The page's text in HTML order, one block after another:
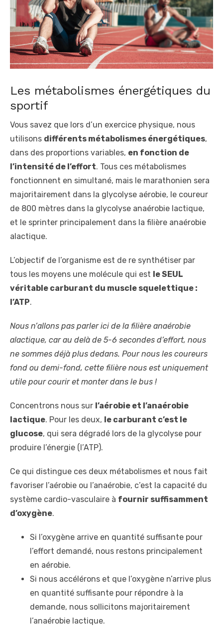
Les métabolismes énergétiques du
sportif
Vous savez que lors d’un exercice physique, nous
utilisons différents métabolismes énergétiques,
dans des proportions variables, en fonction de
l’intensité de l’effort. Tous ces métabolismes
fonctionnent en simultané, mais le marathonien sera
majoritairement dans la glycolyse aérobie, le coureur
de 800 mètres dans la glycolyse anaérobie lactique,
et le sprinter principalement dans la filière anaérobie
alactique.
L’objectif de l’organisme est de re synthétiser par
tous les moyens une molécule qui est le SEUL
véritable carburant du muscle squelettique :
l’ATP.
Nous n’allons pas parler ici de la filière anaérobie
alactique, car au delà de 5-6 secondes d’effort, nous
ne sommes déjà plus dedans. Pour nous les coureurs
fond ou demi-fond, cette filière nous est uniquement
utile pour courir et monter dans le bus !
Concentrons nous sur l’aérobie et l’anaérobie
lactique. Pour les deux, le carburant c’est le
glucose, qui sera dégradé lors de la glycolyse pour
produire l’énergie (l’ATP).
Ce qui distingue ces deux métabolismes et nous fait
favoriser l’aérobie ou l’anaérobie, c’est la capacité du
système cardio-vasculaire à fournir suffisamment
d’oxygène.
Si l’oxygène arrive en quantité suffisante pour
l’effort demandé, nous restons principalement
en aérobie.
Si nous accélérons et que l’oxygène n’arrive plus
en quantité suffisante pour répondre à la
demande, nous sollicitons majoritairement
l’anaérobie lactique.